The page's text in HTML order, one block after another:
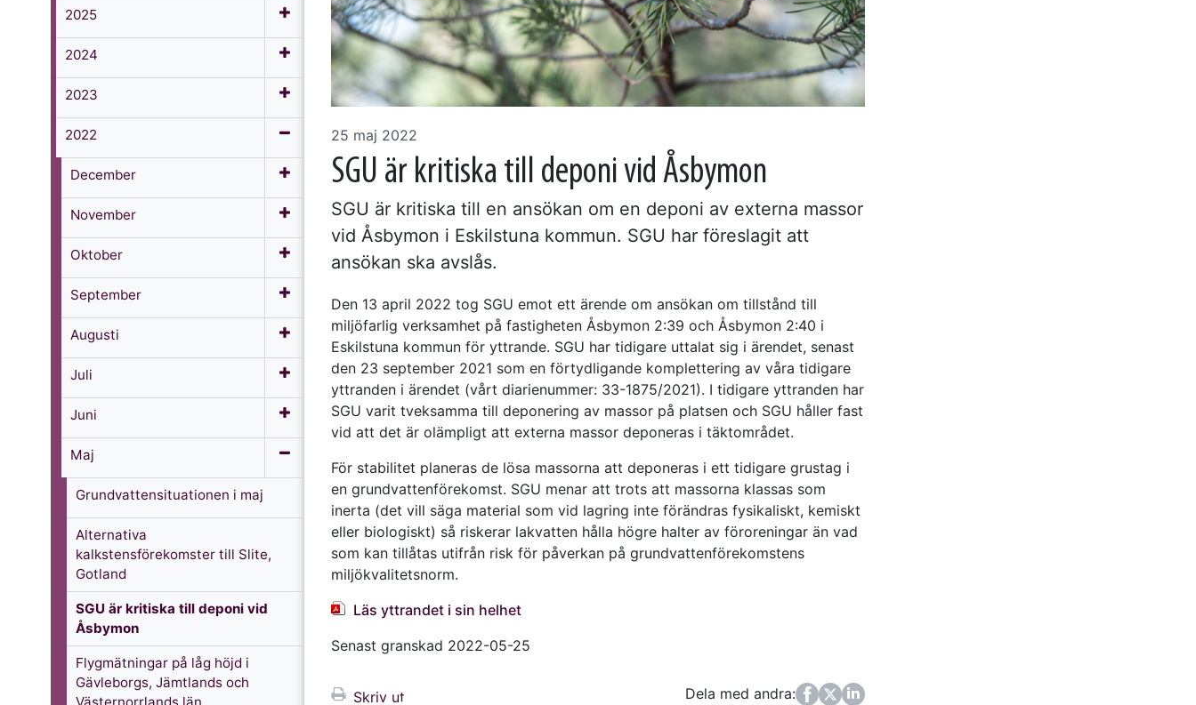
2025
2024
2023
2022
December
November
Oktober
September
Augusti
Juli
Juni
Maj
Grundvattensituationen i maj
Alternativa
kalkstensförekomster till Slite,
Gotland
SGU är kritiska till deponi vid
Åsbymon
Flygmätningar på låg höjd i
Gävleborgs, Jämtlands och
Västernorrlands län
25 maj 2022
SGU är kritiska till deponi vid Åsbymon
SGU är kritiska till en ansökan om en deponi av externa massor
vid Åsbymon i Eskilstuna kommun. SGU har föreslagit att
ansökan ska avslås.
Den 13 april 2022 tog SGU emot ett ärende om ansökan om tillstånd till
miljöfarlig verksamhet på fastigheten Åsbymon 2:39 och Åsbymon 2:40 i
Eskilstuna kommun för yttrande. SGU har tidigare uttalat sig i ärendet, senast
den 23 september 2021 som en förtydligande komplettering av våra tidigare
yttranden i ärendet (vårt diarienummer: 33-1875/2021). I tidigare yttranden har
SGU varit tveksamma till deponering av massor på platsen och SGU håller fast
vid att det är olämpligt att externa massor deponeras i täktområdet.
För stabilitet planeras de lösa massorna att deponeras i ett tidigare grustag i
en grundvattenförekomst. SGU menar att trots att massorna klassas som
inerta (det vill säga material som vid lagring inte förändras fysikaliskt, kemiskt
eller biologiskt) så riskerar lakvatten hålla högre halter av föroreningar än vad
som kan tillåtas utifrån risk för påverkan på grundvattenförekomstens
miljökvalitetsnorm.
Läs yttrandet i sin helhet
Senast granskad 2022-05-25
Skriv ut Dela med andra:
FacebookTwitter
LinkedIn